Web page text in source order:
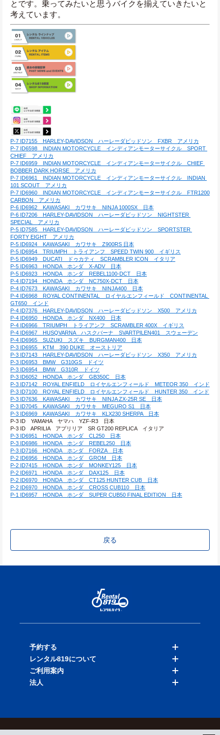
とです。乗ってみたいと思うバイクを揃えていきたいと
考えています。
P-7 ID7155　HARLEY-DAVIDSON　ハーレーダビッドソン　FXBR　アメリカ
P-7 ID6598　INDIAN MOTORCYCLE　インディアンモーターサイクル　SPORT
CHIEF　アメリカ
P-7 ID6959　INDIAN MOTORCYCLE　インディアンモーターサイクル　CHIEF
BOBBER DARK HORSE　アメリカ
P-7 ID6961　INDIAN MOTORCYCLE　インディアンモーターサイクル　INDIAN
101 SCOUT　アメリカ
P-7 ID6960　INDIAN MOTORCYCLE　インディアンモーターサイクル　FTR1200
CARBON　アメリカ
P-6 ID6962　KAWASAKI　カワサキ　NINJA 1000SX　日本
P-6 ID7206　HARLEY-DAVIDSON　ハーレーダビッドソン　NIGHTSTER
SPECIAL　アメリカ
P-5 ID7585　HARLEY-DAVIDSON　ハーレーダビッドソン　SPORTSTER
FORTY EIGHT　アメリカ
P-5 ID6924　KAWASAKI　カワサキ　Z900RS 日本
P-5 ID6954　TRIUMPH　トライアンフ　SPEED TWIN 900　イギリス
P-5 ID6949　DUCATI　ドゥカティ　SCRAMBLER ICON　イタリア
P-5 ID6963　HONDA　ホンダ　X-ADV　日本
P-5 ID6923　HONDA　ホンダ　REBEL1100-DCT　日本
P-4 ID7194　HONDA　ホンダ　NC750X-DCT　日本
P-4 ID7673　KAWASAKI　カワサキ　NINJA400　日本
P-4 ID6968　ROYAL CONTINENTAL　ロイヤルエンフィールド　CONTINENTAL
GT650　インド
P-4 ID7376　HARLEY-DAVIDSON　ハーレーダビッドソン　X500　アメリカ
P-4 ID6950　HONDA　ホンダ　NX400　日本
P-4 ID6966　TRIUMPH　トライアンフ　SCRAMBLER 400X　イギリス
P-4 ID6967　HUSQVARNA　ハスクバーナ　SVARTPILEN401　スウェーデン
P-4 ID6965　SUZUKI　スズキ　BURGMAN400　日本
P-3 ID6955　KTM　390 DUKE　オーストリア
P-3 ID7143　HARLEY-DAVIDSON　ハーレーダビッドソン　X350　アメリカ
P-3 ID6953　BMW　G310GS　ドイツ
P-3 ID6954　BMW　G310R　ドイツ
P-3 ID6052　HONDA　ホンダ　GB350C　日本
P-3 ID7142　ROYAL ENFIELD　ロイヤルエンフィールド　METEOR 350　インド
P-3 ID7100　ROYAL ENFIELD　ロイヤルエンフィールド　HUNTER 350　インド
P-3 ID7636　KAWASAKI　カワサキ　NINJA ZX-25R SE　日本
P-3 ID7045　KAWASAKI　カワサキ　MEGURO S1　日本
P-3 ID6969　KAWASAKI　カワサキ　KLX230 SHERPA　日本
P-3 ID　YAMAHA　ヤマハ　YZF-R3　日本
P-3 ID　APRILIA　アプリリア　SR GT200 REPLICA　イタリア
P-3 ID6951　HONDA　ホンダ　CL250　日本
P-3 ID6986　HONDA　ホンダ　REBEL250　日本
P-3 ID7166　HONDA　ホンダ　FORZA　日本
P-2 ID6956　HONDA　ホンダ　GROM　日本
P-2 ID7415　HONDA　ホンダ　MONKEY125　日本
P-2 ID6971　HONDA　ホンダ　DAX125　日本
P-2 ID6970　HONDA　ホンダ　CT125 HUNTER CUB　日本
P-2 ID6970　HONDA　ホンダ　CROSS CUB110　日本
P-1 ID6957　HONDA　ホンダ　SUPER CUB50 FINAL EDITION　日本
戻る
予約する
バイクを探す
店舗を探す
レンタル819について
料金表
ご利用案内
法人